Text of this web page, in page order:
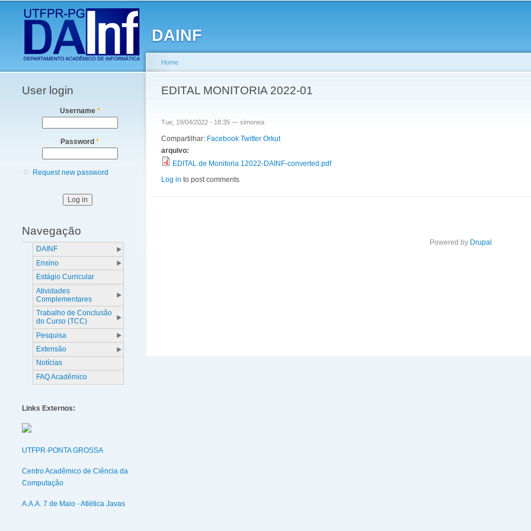
DAINF
Main menu
User login
Username *
Password *
Request new password
Navegação
DAINF
Ensino
Estágio Curricular
Atividades
Complementares
Trabalho de Conclusão
do Curso (TCC)
Pesquisa
Extensão
Notícias
FAQ Acadêmico
Links Externos:
UTFPR-PONTA GROSSA
Centro Acadêmico de Ciência da
Computação
A.A.A. 7 de Maio - Atlética Javas
You are here
Home
EDITAL MONITORIA 2022-01
Tue, 19/04/2022 - 18:35 — simonea
Compartilhar: Facebook Twitter Orkut
arquivo:
EDITAL de Monitoria 12022-DAINF-converted.pdf
Log in to post comments
Powered by Drupal